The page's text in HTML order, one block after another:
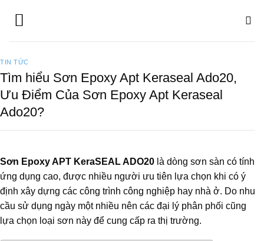
TIN TỨC
Tìm hiểu Sơn Epoxy Apt Keraseal Ado20,
Ưu Điểm Của Sơn Epoxy Apt Keraseal
Ado20?
Sơn Epoxy APT KeraSEAL ADO20 là dòng sơn sàn có tính
ứng dụng cao, được nhiều người ưu tiên lựa chọn khi có ý
định xây dựng các công trình công nghiệp hay nhà ở. Do nhu
cầu sử dụng ngày một nhiều nên các đại lý phân phối cũng
lựa chọn loại sơn này để cung cấp ra thị trường.